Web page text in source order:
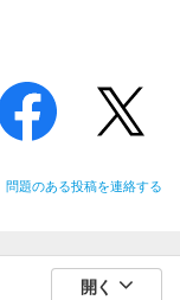
問題のある投稿を連絡する
開く